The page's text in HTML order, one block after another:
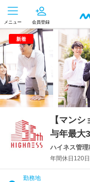
メニュー 会員登録
新着
【マン
与年最大
ハイネス管
年間休日120
勤務地